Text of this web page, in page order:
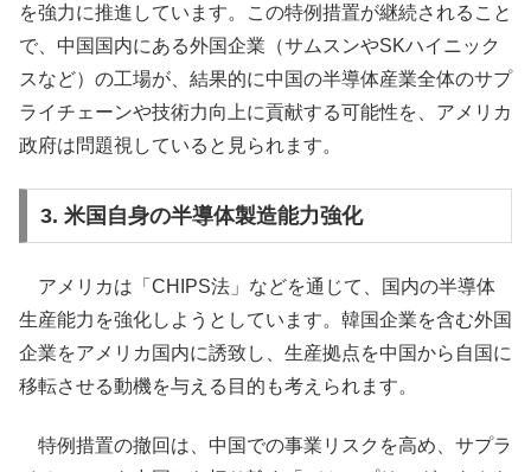
を強力に推進しています。この特例措置が継続されること
で、中国国内にある外国企業（サムスンやSKハイニック
スなど）の工場が、結果的に中国の半導体産業全体のサプ
ライチェーンや技術力向上に貢献する可能性を、アメリカ
政府は問題視していると見られます。
3. 米国自身の半導体製造能力強化
アメリカは「CHIPS法」などを通じて、国内の半導体
生産能力を強化しようとしています。韓国企業を含む外国
企業をアメリカ国内に誘致し、生産拠点を中国から自国に
移転させる動機を与える目的も考えられます。
特例措置の撤回は、中国での事業リスクを高め、サプラ